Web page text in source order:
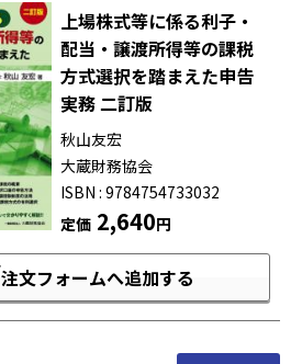
上場株式等に係る利子・
配当・譲渡所得等の課税
方式選択を踏まえた申告
実務 二訂版
秋山友宏
大蔵財務協会
ISBN : 9784754733032
定価2,640円
注文フォームへ追加する